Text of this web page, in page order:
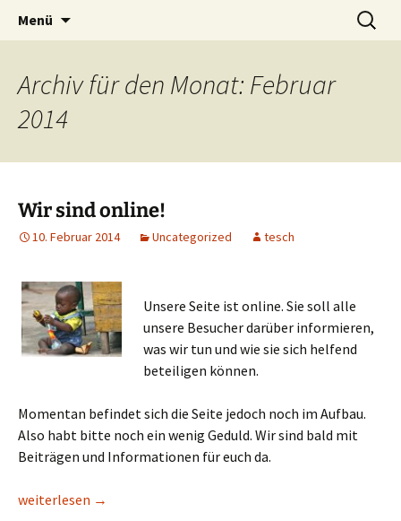
Akuma for Africa
"Ein Herz für Afrika" – Verein zur
Unterstützung der Kinder Ghanas
Menü
Suche
nach:
Archiv für den Monat: Februar
2014
Wir sind online!
10. Februar 2014 Uncategorized tesch
Unsere Seite ist online. Sie soll alle
unsere Besucher darüber informieren,
was wir tun und wie sie sich helfend
beteiligen können.
Momentan befindet sich die Seite jedoch noch im Aufbau.
Also habt bitte noch ein wenig Geduld. Wir sind bald mit
Beiträgen und Informationen für euch da.
Wir sind online!
weiterlesen →